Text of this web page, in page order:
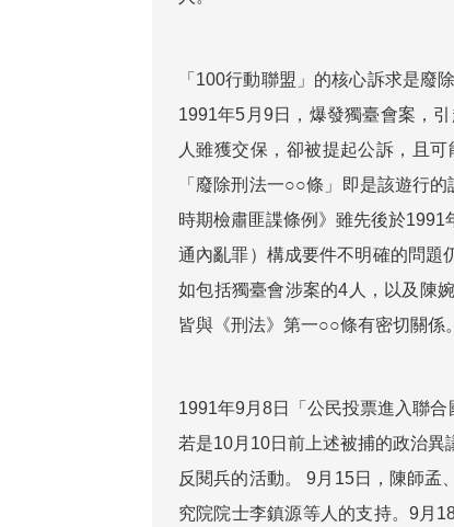
「100行動聯盟」的核心訴求是廢
1991年5月9日，爆發獨臺會案，
人雖獲交保，卻被提起公訴，且
「廢除刑法一○○條」即是該遊行
時期檢肅匪諜條例》雖先後於
通內亂罪）構成要件不明確的問題
如包括獨臺會涉案的4人，以及陳
皆與《刑法》第一○○條有密切關係
1991年9月8日「公民投票進入聯
若是10月10日前上述被捕的政治異
反閱兵的活動。 9月15日，陳師孟
究院院士李鎮源等人的支持。9月